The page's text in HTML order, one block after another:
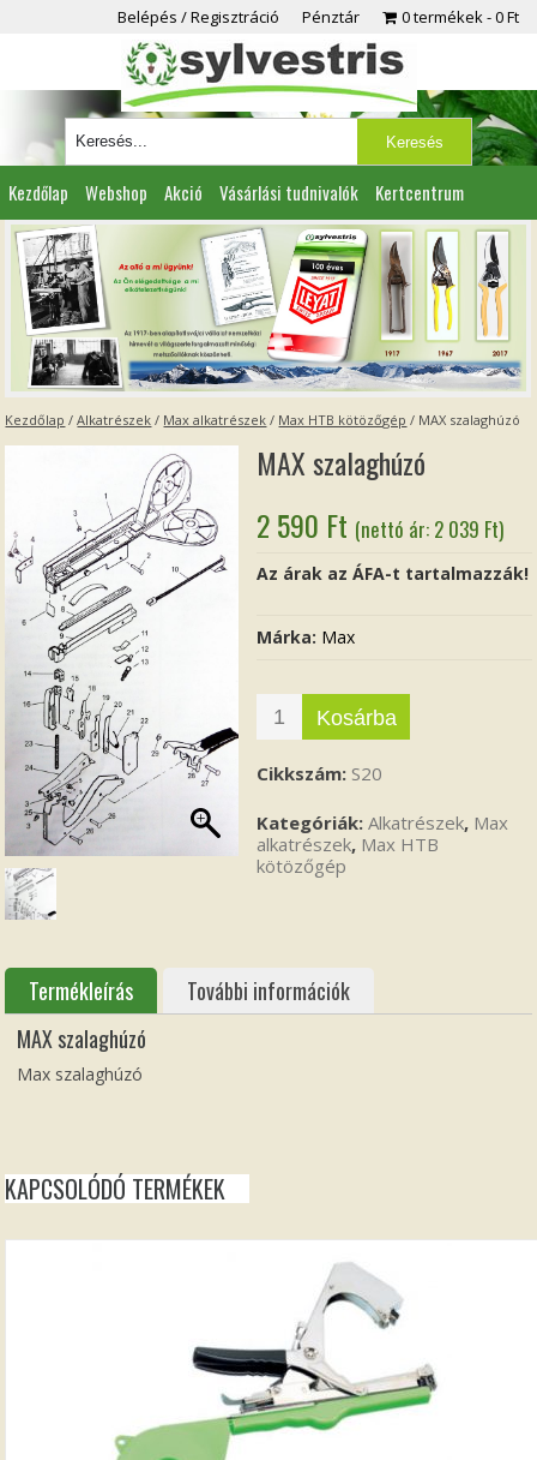
Belépés / Regisztráció Pénztár 0 termékek 0 Ft
Kezdőlap Webshop Akció Vásárlási tudnivalók Kertcentrum
Viszonteladóknak Partnereink Kapcsolat
Kezdőlap /Alkatrészek / Max alkatrészek / Max HTB kötözőgép / MAX szalaghúzó
MAX szalaghúzó
2 590 Ft (nettó ár: 2 039 Ft)
Az árak az ÁFA-t tartalmazzák!
Márka: Max
Kosárba
Cikkszám: S20
Kategóriák:Alkatrészek, Max
alkatrészek, Max HTB
kötözőgép
Termékleírás
További információk
MAX szalaghúzó
Max szalaghúzó
KAPCSOLÓDÓ TERMÉKEK